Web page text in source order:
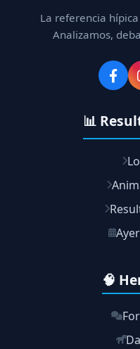
La referencia
Analizamos,
📊
🧠